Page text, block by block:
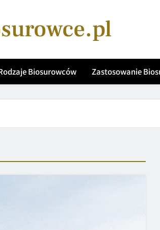
Biosurowców Zastosowanie